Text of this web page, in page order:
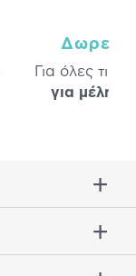
Δωρεάν
Για όλες τις
για μέλη